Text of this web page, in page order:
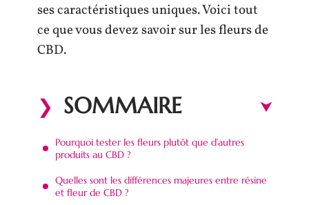
ses caractéristiques uniques. Voici tout
ce que vous devez savoir sur les fleurs de
CBD.
SOMMAIRE
Pourquoi tester les fleurs plutôt que d’autres
produits au CBD ?
Quelles sont les différences majeures entre résine
et fleur de CBD ?